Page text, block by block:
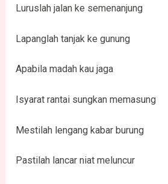
Luruslah jalan ke semenanjung
Lapanglah tanjak ke gunung
Apabila madah kau jaga
Isyarat rantai sungkan memasung
Mestilah lengang kabar burung
Pastilah lancar niat meluncur